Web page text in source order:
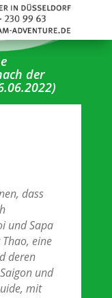
der
dass
und Sapa
eine
deren
und
mit